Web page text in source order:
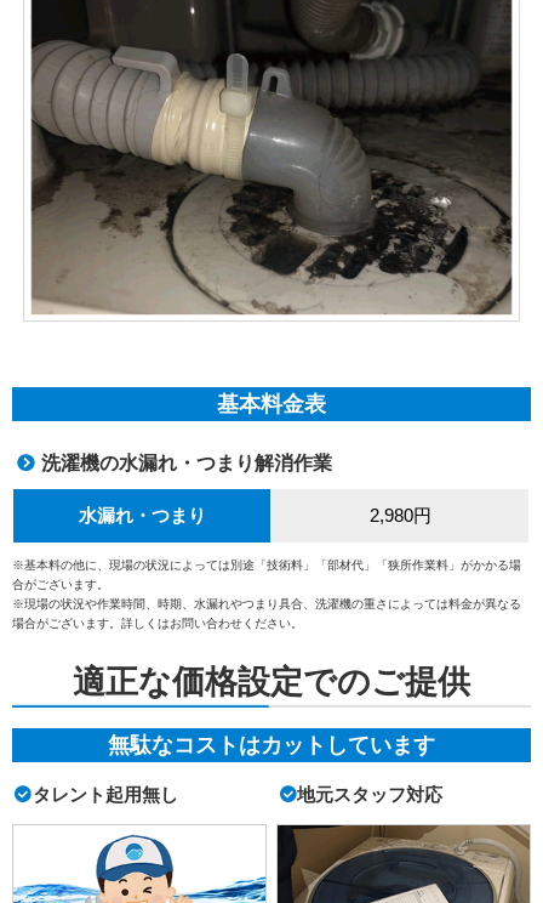
基本料金表
洗濯機の水漏れ・つまり解消作業
水漏れ・つまり 2,980円
※基本料の他に、現場の状況によっては別途「技術料」「部材代」「狭所作業料」がかかる場
合がございます。
※現場の状況や作業時間、時期、水漏れやつまり具合、洗濯機の重さによっては料金が異なる
場合がございます。詳しくはお問い合わせください。
適正な価格設定でのご提供
無駄なコストはカットしています
タレント起用無し 地元スタッフ対応